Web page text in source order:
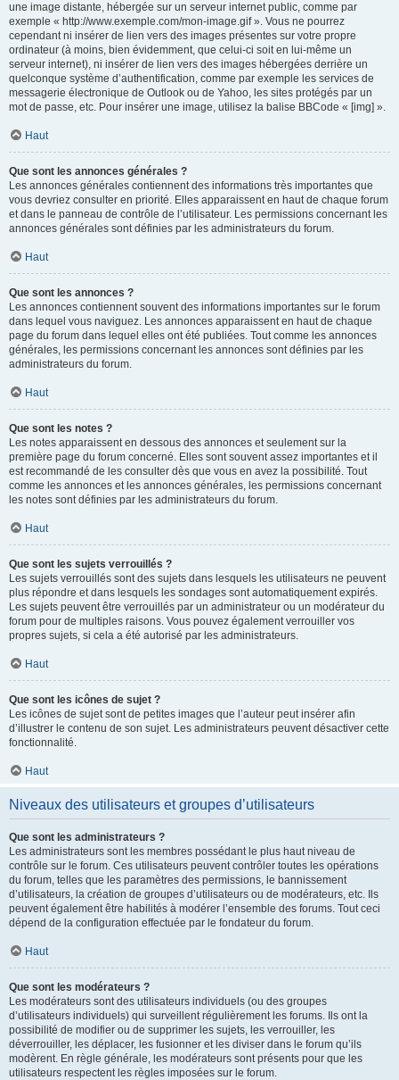
une image distante, hébergée sur un serveur internet public, comme par
exemple « http://www.exemple.com/mon-image.gif ». Vous ne pourrez
cependant ni insérer de lien vers des images présentes sur votre propre
ordinateur (à moins, bien évidemment, que celui-ci soit en lui-même un
serveur internet), ni insérer de lien vers des images hébergées derrière un
quelconque système d’authentification, comme par exemple les services de
messagerie électronique de Outlook ou de Yahoo, les sites protégés par un
mot de passe, etc. Pour insérer une image, utilisez la balise BBCode « [img] ».
Haut
Que sont les annonces générales ?
Les annonces générales contiennent des informations très importantes que
vous devriez consulter en priorité. Elles apparaissent en haut de chaque forum
et dans le panneau de contrôle de l’utilisateur. Les permissions concernant les
annonces générales sont définies par les administrateurs du forum.
Haut
Que sont les annonces ?
Les annonces contiennent souvent des informations importantes sur le forum
dans lequel vous naviguez. Les annonces apparaissent en haut de chaque
page du forum dans lequel elles ont été publiées. Tout comme les annonces
générales, les permissions concernant les annonces sont définies par les
administrateurs du forum.
Haut
Que sont les notes ?
Les notes apparaissent en dessous des annonces et seulement sur la
première page du forum concerné. Elles sont souvent assez importantes et il
est recommandé de les consulter dès que vous en avez la possibilité. Tout
comme les annonces et les annonces générales, les permissions concernant
les notes sont définies par les administrateurs du forum.
Haut
Que sont les sujets verrouillés ?
Les sujets verrouillés sont des sujets dans lesquels les utilisateurs ne peuvent
plus répondre et dans lesquels les sondages sont automatiquement expirés.
Les sujets peuvent être verrouillés par un administrateur ou un modérateur du
forum pour de multiples raisons. Vous pouvez également verrouiller vos
propres sujets, si cela a été autorisé par les administrateurs.
Haut
Que sont les icônes de sujet ?
Les icônes de sujet sont de petites images que l’auteur peut insérer afin
d’illustrer le contenu de son sujet. Les administrateurs peuvent désactiver cette
fonctionnalité.
Haut
Niveaux des utilisateurs et groupes d’utilisateurs
Que sont les administrateurs ?
Les administrateurs sont les membres possédant le plus haut niveau de
contrôle sur le forum. Ces utilisateurs peuvent contrôler toutes les opérations
du forum, telles que les paramètres des permissions, le bannissement
d’utilisateurs, la création de groupes d’utilisateurs ou de modérateurs, etc. Ils
peuvent également être habilités à modérer l’ensemble des forums. Tout ceci
dépend de la configuration effectuée par le fondateur du forum.
Haut
Que sont les modérateurs ?
Les modérateurs sont des utilisateurs individuels (ou des groupes
d’utilisateurs individuels) qui surveillent régulièrement les forums. Ils ont la
possibilité de modifier ou de supprimer les sujets, les verrouiller, les
déverrouiller, les déplacer, les fusionner et les diviser dans le forum qu’ils
modèrent. En règle générale, les modérateurs sont présents pour que les
utilisateurs respectent les règles imposées sur le forum.